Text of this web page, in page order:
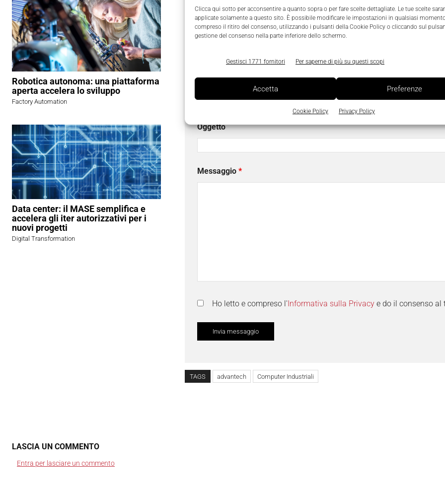
Clicca qui sotto per acconsentire a quanto sopra o per fare scelte dettagliate. Le tue scelte
applicate solamente a questo sito. È possibile modificare le impostazioni in qualsiasi
compreso il ritiro del consenso, utilizzando i pulsanti della Cookie Policy o cliccando sul
gestione del consenso nella parte inferiore dello schermo.
Gestisci 1771 fornitori Per saperne di più su questi scopi
Accetta Preferenze
Cookie Policy Privacy Policy
Robotica autonoma: una piattaforma
aperta accelera lo sviluppo
Factory Automation
Data center: il MASE semplifica e
accelera gli iter autorizzativi per i
nuovi progetti
Digital Transformation
Email*
Oggetto
Messaggio *
Ho letto e compreso l' Informativa sulla Privacy e do il consenso al
TAGS advantech Computer Industriali
LASCIA UN COMMENTO
Entra per lasciare un commento